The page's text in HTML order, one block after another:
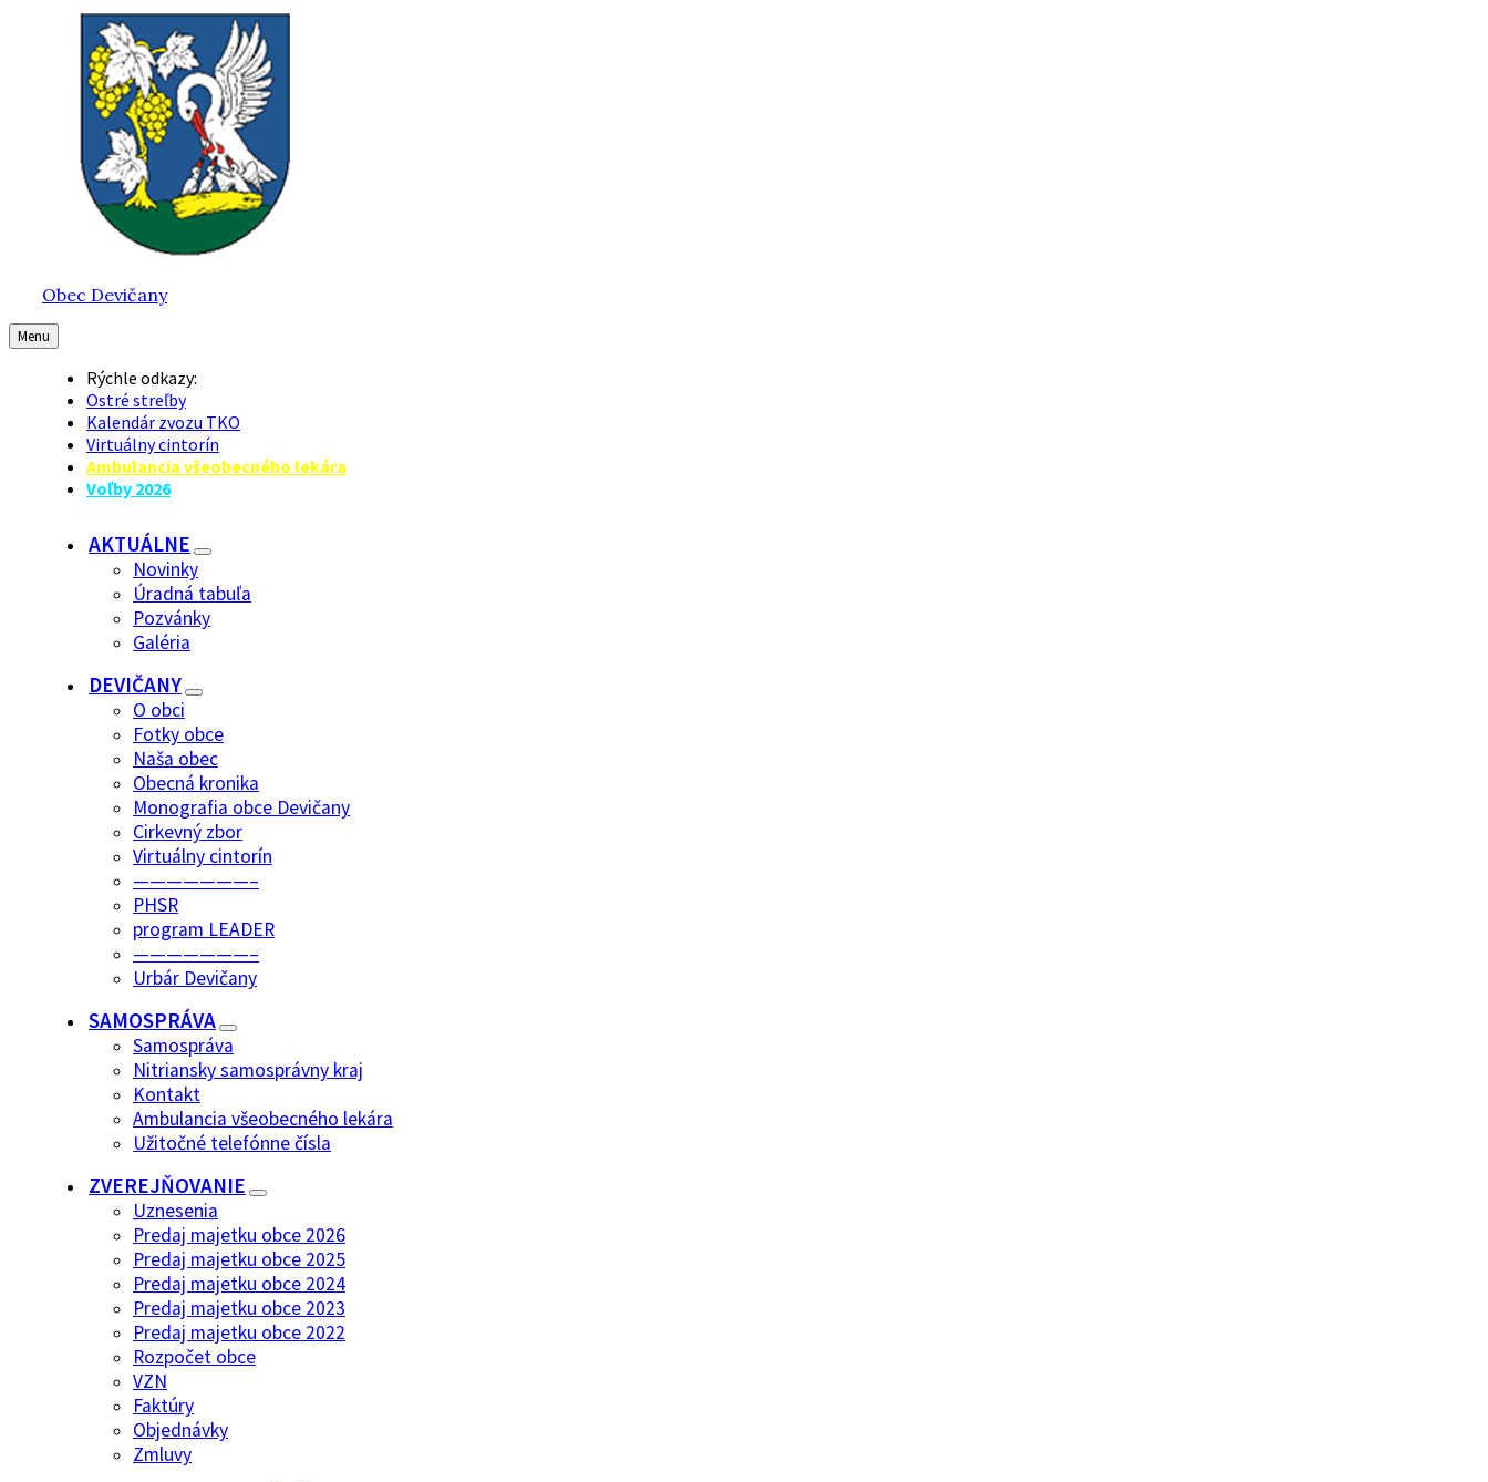
Obec Devičany
Menu
Rýchle odkazy:
Ostré streľby
Kalendár zvozu TKO
Virtuálny cintorín
Ambulancia všeobecného lekára
Voľby 2026
AKTUÁLNE
Novinky
Úradná tabuľa
Pozvánky
Galéria
DEVIČANY
O obci
Fotky obce
Naša obec
Obecná kronika
Monografia obce Devičany
Cirkevný zbor
Virtuálny cintorín
———————–
PHSR
program LEADER
———————–
Urbár Devičany
SAMOSPRÁVA
Samospráva
Nitriansky samosprávny kraj
Kontakt
Ambulancia všeobecného lekára
Užitočné telefónne čísla
ZVEREJŇOVANIE
Uznesenia
Predaj majetku obce 2026
Predaj majetku obce 2025
Predaj majetku obce 2024
Predaj majetku obce 2023
Predaj majetku obce 2022
Rozpočet obce
VZN
Faktúry
Objednávky
Zmluvy